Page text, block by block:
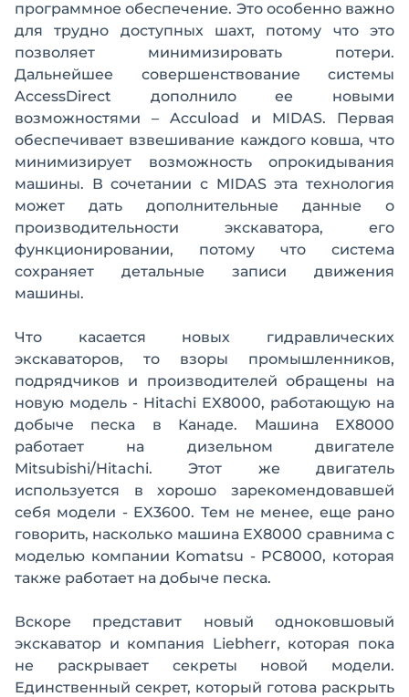
программное обеспечение. Это особенно важно
для трудно доступных шахт, потому что это
позволяет минимизировать потери.
Дальнейшее совершенствование системы
AccessDirect дополнило ее новыми
возможностями – Accuload и MIDAS. Первая
обеспечивает взвешивание каждого ковша, что
минимизирует возможность опрокидывания
машины. В сочетании с MIDAS эта технология
может дать дополнительные данные о
производительности экскаватора, его
функционировании, потому что система
сохраняет детальные записи движения
машины.
Что касается новых гидравлических
экскаваторов, то взоры промышленников,
подрядчиков и производителей обращены на
новую модель - Hitachi EX8000, работающую на
добыче песка в Канаде. Машина EX8000
работает на дизельном двигателе
Mitsubishi/Hitachi. Этот же двигатель
используется в хорошо зарекомендовавшей
себя модели - EX3600. Тем не менее, еще рано
говорить, насколько машина EX8000 сравнима с
моделью компании Komatsu - PC8000, которая
также работает на добыче песка.
Вскоре представит новый одноковшовый
экскаватор и компания Liebherr, которая пока
не раскрывает секреты новой модели.
Единственный секрет, который готова раскрыть